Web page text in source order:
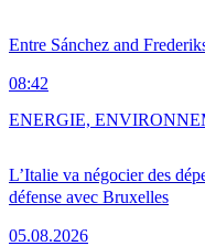
Entre Sánchez and
08:42
L’Italie va négocier des
défense avec Bruxelles
05.08.2026
ENERGIE,